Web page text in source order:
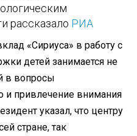
рассказало РИА
«Сириуса» в работу с
детей занимается не
в вопросы
и привлечение внимания
указал, что центру
стране, так